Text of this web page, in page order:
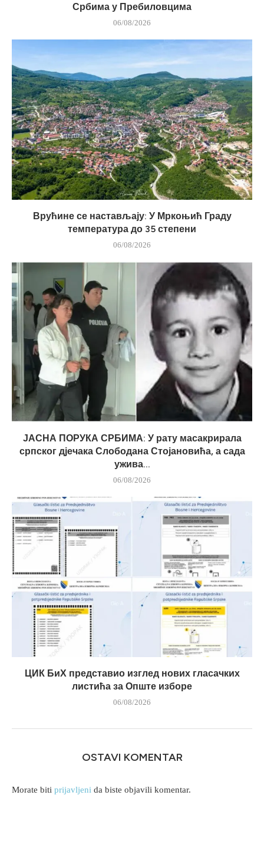
Србима у Пребиловцима
06/08/2026
Врућине се настављају: У Мркоњић Граду
температура до 35 степени
06/08/2026
ЈАСНА ПОРУКА СРБИМА: У рату масакрирала
српског дјечака Слободана Стојановића, а сада
ужива...
06/08/2026
ЦИК БиХ представио изглед нових гласачких
листића за Опште изборе
06/08/2026
OSTAVI KOMENTAR
Morate biti prijavljeni da biste objavili komentar.